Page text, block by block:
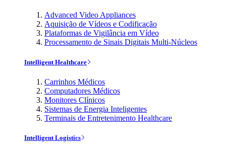
Advanced Video Appliances
Aquisição de Vídeos e Codificação
Plataformas de Vigilância em Vídeo
Processamento de Sinais Digitais Multi-Núcleos
Intelligent Healthcare
Carrinhos Médicos
Computadores Médicos
Monitores Clínicos
Sistemas de Energia Inteligentes
Terminais de Entretenimento Healthcare
Intelligent Logistics